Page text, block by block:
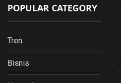
POPULAR CATEGORY
Tren
Bisnis